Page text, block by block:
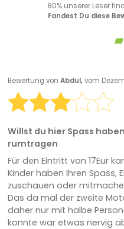
80% unserer Leser
Fandest Du diese
Bewertung von Abdul,vom
Willst du hier Spass
rumtragen
Für den Eintritt von 17Eur
Kinder haben Ihren Spass,
zuschauen oder
Das da mal der zweite
daher nur mit halbe
konnte war etwas nervig